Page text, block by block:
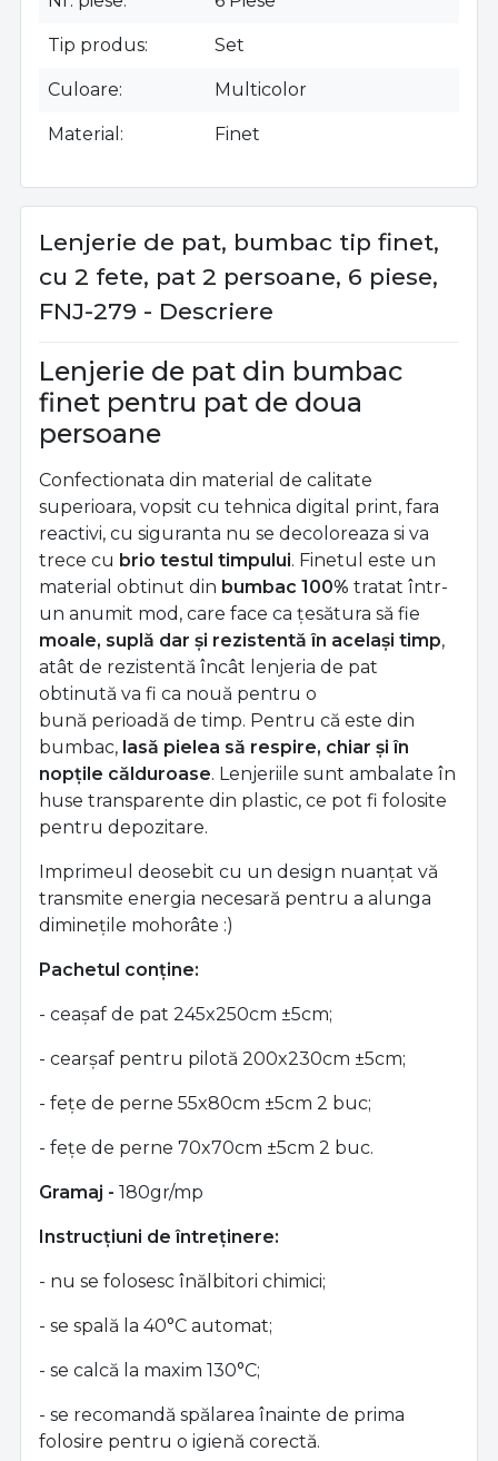
Tip produs Set
Culoare Multicolor
Material Finet
Lenjerie de pat, bumbac tip finet,
cu 2 fete, pat 2 persoane, 6 piese,
FNJ-279 - Descriere
Lenjerie de pat din bumbac
finet pentru pat de doua
persoane
Confectionata din material de calitate
superioara, vopsit cu tehnica digital print, fara
reactivi, cu siguranta nu se decoloreaza si va
trece cu brio testul timpului. Finetul este un
material obtinut din bumbac 100% tratat într-
un anumit mod, care face ca țesătura să fie
moale, suplă dar și rezistentă în același timp,
atât de rezistentă încât lenjeria de pat
obtinută va fi ca nouă pentru o
bună perioadă de timp. Pentru că este din
bumbac, lasă pielea să respire, chiar și în
nopțile călduroase. Lenjeriile sunt ambalate în
huse transparente din plastic, ce pot fi folosite
pentru depozitare.
Imprimeul deosebit cu un design nuanțat vă
transmite energia necesară pentru a alunga
diminețile mohorâte :)
Pachetul conține:
- ceașaf de pat 245x250cm ±5cm;
- cearșaf pentru pilotă 200x230cm ±5cm;
- fețe de perne 55x80cm ±5cm 2 buc;
- fețe de perne 70x70cm ±5cm 2 buc.
Gramaj - 180gr/mp
Instrucțiuni de întreținere:
- nu se folosesc înălbitori chimici;
- se spală la 40°C automat;
- se calcă la maxim 130°C;
- se recomandă spălarea înainte de prima
folosire pentru o igienă corectă.